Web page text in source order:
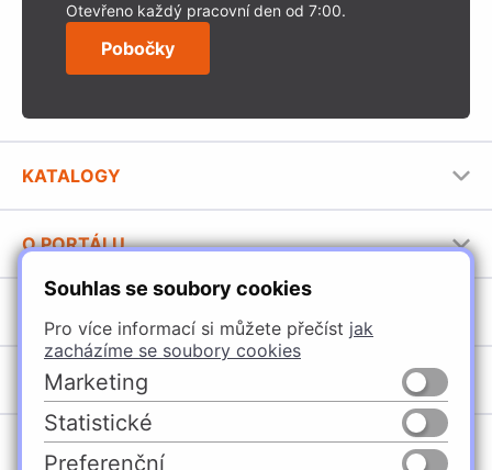
Souhlas se soubory cookies
Pro více informací si můžete přečíst jak
zacházíme se soubory cookies
Marketing
Statistické
Preferenční
Otevřeno každý pracovní den od 7:00.
Pobočky
KATALOGY
Stavební katalog Häfele
Brožury Häfele
O PORTÁLU
Provozovatel portálu
Jak používat portál
Úchytky
Nábytkové kování
Vybavení kuchyní
Osvětlení a elektro
POBOČKY
Špačince
Žilina